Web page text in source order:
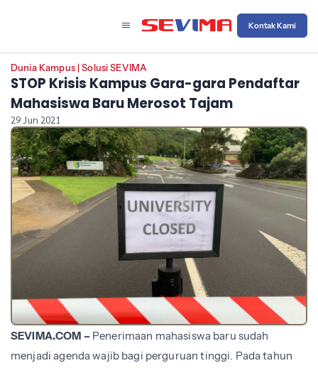
Kontak Kami
Dunia Kampus|Solusi SEVIMA
STOP Krisis Kampus Gara-gara Pendaftar
Mahasiswa Baru Merosot Tajam
29 Jun 2021
SEVIMA.COM –Penerimaan mahasiswa baru sudah
menjadi agenda wajib bagi perguruan tinggi. Pada tahun